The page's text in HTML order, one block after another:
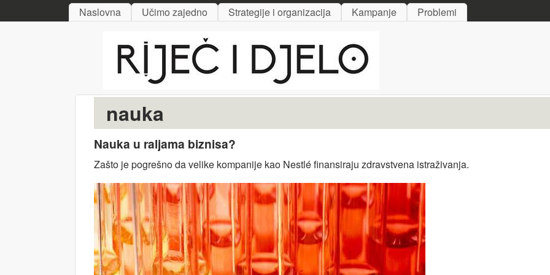
Skip to main content
MAIN MENU
Naslovna Učimo zajedno Strategije i organizacija Kampanje Problemi
nauka
Nauka u raljama biznisa?
Zašto je pogrešno da velike kompanije kao Nestlé finansiraju zdravstvena istraživanja.